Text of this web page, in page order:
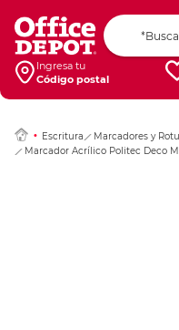
Ingresa tu
Código postal
Escritura
Marcadores y
Marcador Acrílico Politec Deco